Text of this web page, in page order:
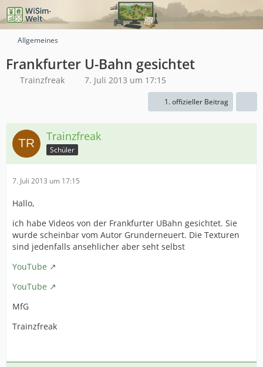
Allgemeines
Frankfurter U-Bahn gesichtet
Trainzfreak 7. Juli 2013 um 17:15
1. offizieller Beitrag
Trainzfreak
Schüler
7. Juli 2013 um 17:15
Hallo,
ich habe Videos von der Frankfurter UBahn gesichtet. Sie
wurde scheinbar vom Autor Grunderneuert. Die Texturen
sind jedenfalls ansehlicher aber seht selbst
YouTube
YouTube
MfG
Trainzfreak